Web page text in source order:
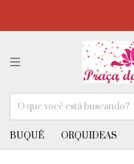
BUQUÊ ORQUIDEAS